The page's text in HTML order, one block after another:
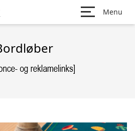
Menu